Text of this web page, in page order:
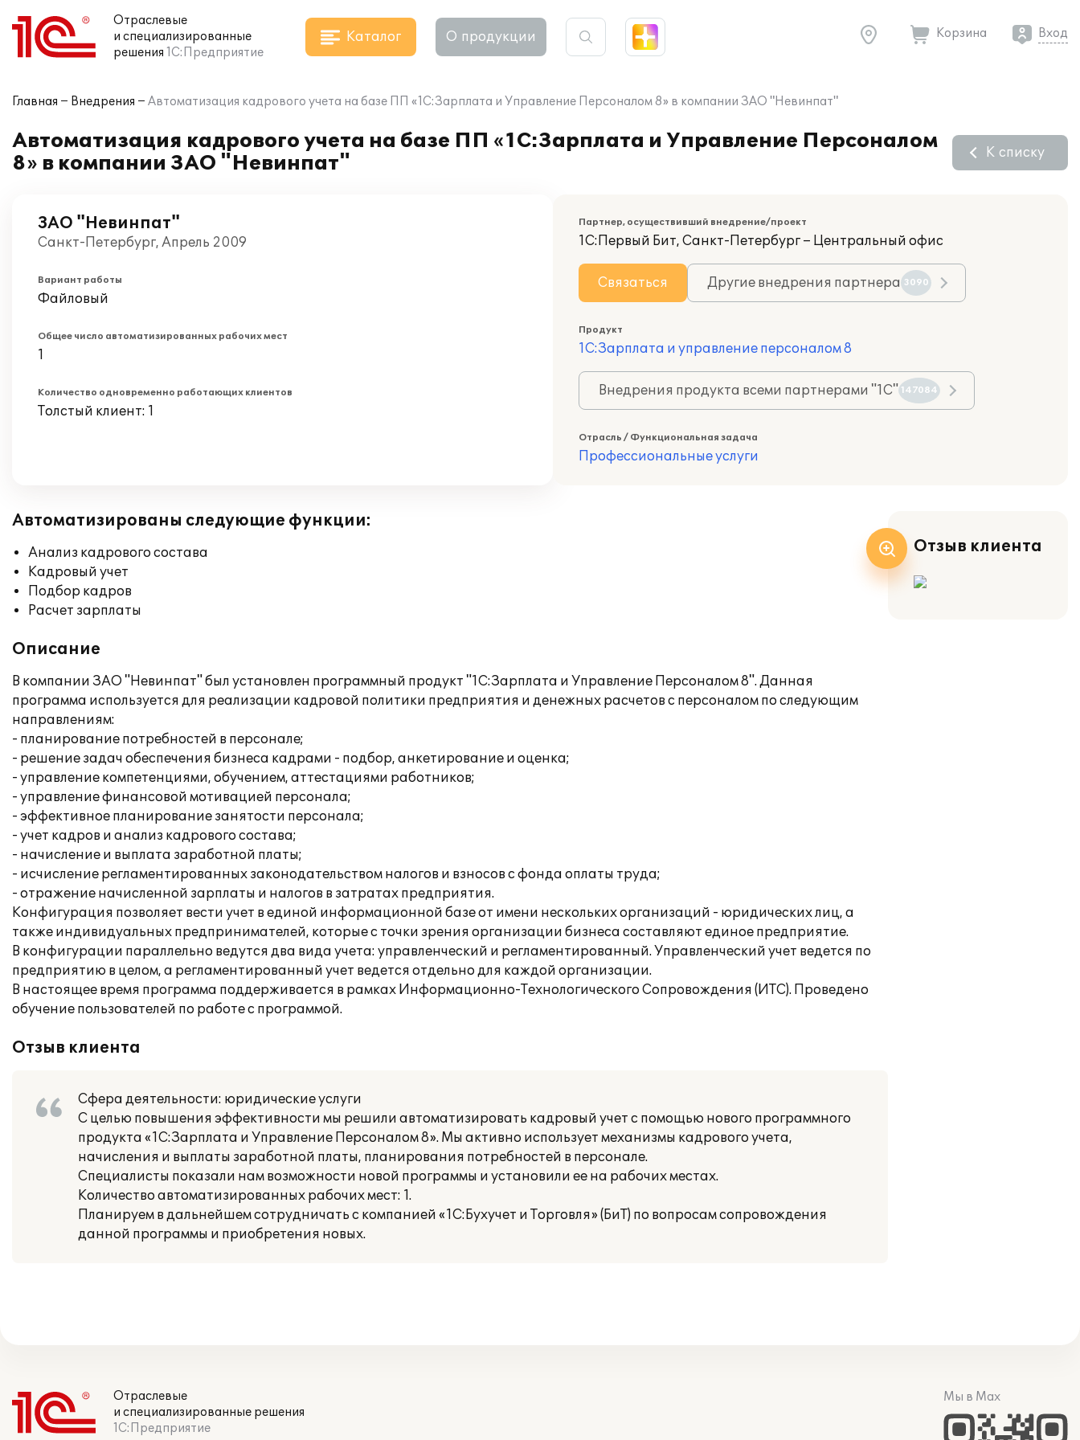
Отраслевые
и специализированные
решения 1С:Предприятие
Каталог О продукции Корзина Вход
Главная Внедрения Автоматизация кадрового учета на базе ПП «1С:Зарплата и Управление Персоналом 8» в компании ЗАО "Невинпат"
Автоматизация кадрового учета на базе ПП «1С:Зарплата и Управление Персоналом
8» в компании ЗАО "Невинпат"
К списку
ЗАО "Невинпат"
Санкт-Петербург, Апрель 2009
Вариант работы
Файловый
Общее число автоматизированных рабочих мест
1
Количество одновременно работающих клиентов
Толстый клиент: 1
Партнер, осуществивший внедрение/проект
1С:Первый Бит, Санкт-Петербург – Центральный офис
Связаться Другие внедрения партнера 3090
Продукт
1С:Зарплата и управление персоналом 8
Внедрения продукта всеми партнерами "1С" 147084
Отрасль / Функциональная задача
Профессиональные услуги
Автоматизированы следующие функции:
Анализ кадрового состава
Кадровый учет
Подбор кадров
Расчет зарплаты
Описание
В компании ЗАО "Невинпат" был установлен программный продукт "1С:Зарплата и Управление Персоналом 8". Данная
программа используется для реализации кадровой политики предприятия и денежных расчетов с персоналом по следующим
направлениям:
- планирование потребностей в персонале;
- решение задач обеспечения бизнеса кадрами - подбор, анкетирование и оценка;
- управление компетенциями, обучением, аттестациями работников;
- управление финансовой мотивацией персонала;
- эффективное планирование занятости персонала;
- учет кадров и анализ кадрового состава;
- начисление и выплата заработной платы;
- исчисление регламентированных законодательством налогов и взносов с фонда оплаты труда;
- отражение начисленной зарплаты и налогов в затратах предприятия.
Конфигурация позволяет вести учет в единой информационной базе от имени нескольких организаций - юридических лиц, а
также индивидуальных предпринимателей, которые с точки зрения организации бизнеса составляют единое предприятие.
В конфигурации параллельно ведутся два вида учета: управленческий и регламентированный. Управленческий учет ведется по
предприятию в целом, а регламентированный учет ведется отдельно для каждой организации.
В настоящее время программа поддерживается в рамках Информационно-Технологического Сопровождения (ИТС). Проведено
обучение пользователей по работе с программой.
Отзыв клиента
Сфера деятельности: юридические услуги
С целью повышения эффективности мы решили автоматизировать кадровый учет с помощью нового программного
продукта «1С:Зарплата и Управление Персоналом 8». Мы активно использует механизмы кадрового учета,
начисления и выплаты заработной платы, планирования потребностей в персонале.
Специалисты показали нам возможности новой программы и установили ее на рабочих местах.
Количество автоматизированных рабочих мест: 1.
Планируем в дальнейшем сотрудничать с компанией «1С:Бухучет и Торговля» (БиТ) по вопросам сопровождения
данной программы и приобретения новых.
Отзыв клиента
Отраслевые
и специализированные решения
1С:Предприятие
Мы в Max